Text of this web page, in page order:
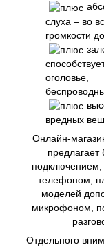
слуха – во
громкости
вредных
Онлайн-
подключением,
телефоном,
моделей
микрофоном,
Отдельного